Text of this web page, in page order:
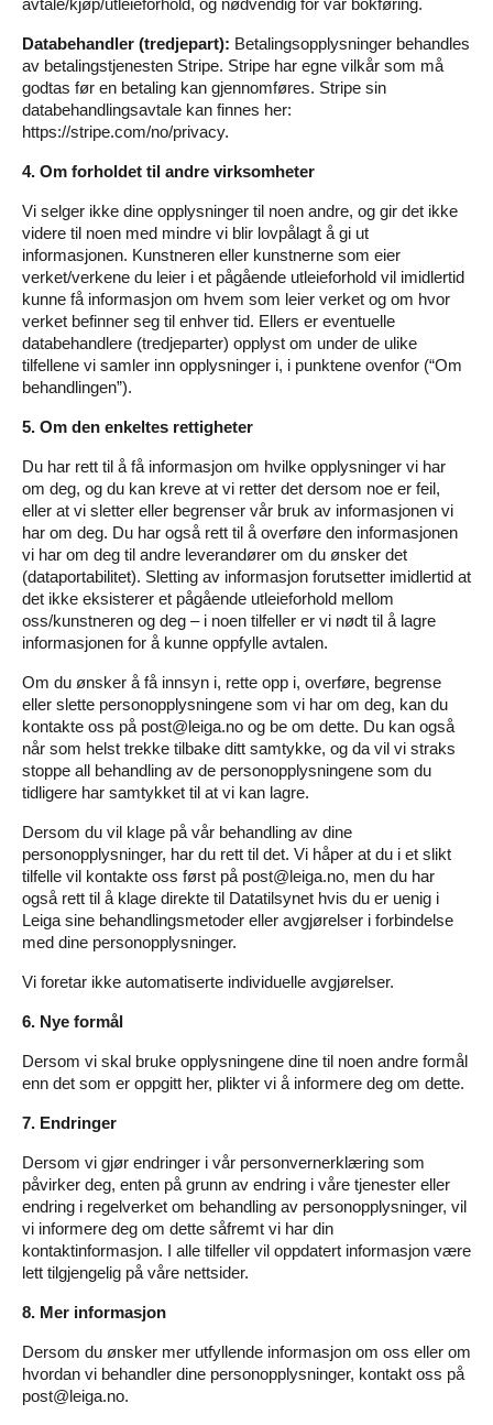
avtale/kjøp/utleieforhold, og nødvendig for vår bokføring.
Databehandler (tredjepart): Betalingsopplysninger behandles
av betalingstjenesten Stripe. Stripe har egne vilkår som må
godtas før en betaling kan gjennomføres. Stripe sin
databehandlingsavtale kan finnes her:
https://stripe.com/no/privacy.
4. Om forholdet til andre virksomheter
Vi selger ikke dine opplysninger til noen andre, og gir det ikke
videre til noen med mindre vi blir lovpålagt å gi ut
informasjonen. Kunstneren eller kunstnerne som eier
verket/verkene du leier i et pågående utleieforhold vil imidlertid
kunne få informasjon om hvem som leier verket og om hvor
verket befinner seg til enhver tid. Ellers er eventuelle
databehandlere (tredjeparter) opplyst om under de ulike
tilfellene vi samler inn opplysninger i, i punktene ovenfor (“Om
behandlingen”).
5. Om den enkeltes rettigheter
Du har rett til å få informasjon om hvilke opplysninger vi har
om deg, og du kan kreve at vi retter det dersom noe er feil,
eller at vi sletter eller begrenser vår bruk av informasjonen vi
har om deg. Du har også rett til å overføre den informasjonen
vi har om deg til andre leverandører om du ønsker det
(dataportabilitet). Sletting av informasjon forutsetter imidlertid at
det ikke eksisterer et pågående utleieforhold mellom
oss/kunstneren og deg – i noen tilfeller er vi nødt til å lagre
informasjonen for å kunne oppfylle avtalen.
Om du ønsker å få innsyn i, rette opp i, overføre, begrense
eller slette personopplysningene som vi har om deg, kan du
kontakte oss på post@leiga.no og be om dette. Du kan også
når som helst trekke tilbake ditt samtykke, og da vil vi straks
stoppe all behandling av de personopplysningene som du
tidligere har samtykket til at vi kan lagre.
Dersom du vil klage på vår behandling av dine
personopplysninger, har du rett til det. Vi håper at du i et slikt
tilfelle vil kontakte oss først på post@leiga.no, men du har
også rett til å klage direkte til Datatilsynet hvis du er uenig i
Leiga sine behandlingsmetoder eller avgjørelser i forbindelse
med dine personopplysninger.
Vi foretar ikke automatiserte individuelle avgjørelser.
6. Nye formål
Dersom vi skal bruke opplysningene dine til noen andre formål
enn det som er oppgitt her, plikter vi å informere deg om dette.
7. Endringer
Dersom vi gjør endringer i vår personvernerklæring som
påvirker deg, enten på grunn av endring i våre tjenester eller
endring i regelverket om behandling av personopplysninger, vil
vi informere deg om dette såfremt vi har din
kontaktinformasjon. I alle tilfeller vil oppdatert informasjon være
lett tilgjengelig på våre nettsider.
8. Mer informasjon
Dersom du ønsker mer utfyllende informasjon om oss eller om
hvordan vi behandler dine personopplysninger, kontakt oss på
post@leiga.no.